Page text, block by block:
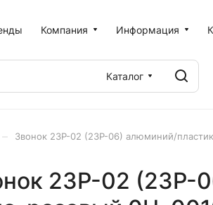
Компания Информация
Каталог
Звонок 23P-02 (23P-06) алюминий/
23P-02 (23P-